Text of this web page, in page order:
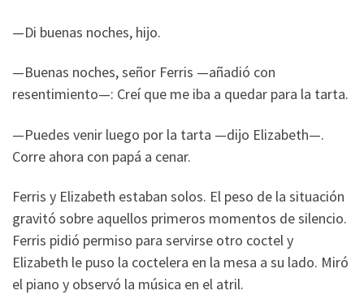
—Di buenas noches, hijo.
—Buenas noches, señor Ferris —añadió con
resentimiento—: Creí que me iba a quedar para la tarta.
—Puedes venir luego por la tarta —dijo Elizabeth—.
Corre ahora con papá a cenar.
Ferris y Elizabeth estaban solos. El peso de la situación
gravitó sobre aquellos primeros momentos de silencio.
Ferris pidió permiso para servirse otro coctel y
Elizabeth le puso la coctelera en la mesa a su lado. Miró
el piano y observó la música en el atril.